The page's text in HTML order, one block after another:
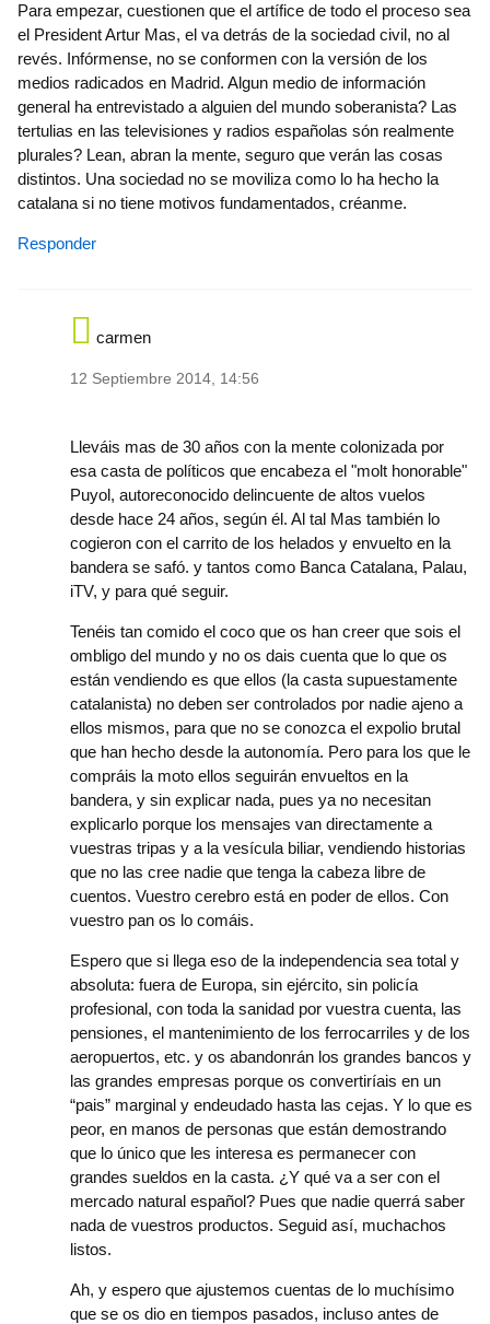
Para empezar, cuestionen que el artífice de todo el proceso sea
el President Artur Mas, el va detrás de la sociedad civil, no al
revés. Infórmense, no se conformen con la versión de los
medios radicados en Madrid. Algun medio de información
general ha entrevistado a alguien del mundo soberanista? Las
tertulias en las televisiones y radios españolas són realmente
plurales? Lean, abran la mente, seguro que verán las cosas
distintos. Una sociedad no se moviliza como lo ha hecho la
catalana si no tiene motivos fundamentados, créanme.
Responder
carmen
12 Septiembre 2014, 14:56
Lleváis mas de 30 años con la mente colonizada por
esa casta de políticos que encabeza el "molt honorable"
Puyol, autoreconocido delincuente de altos vuelos
desde hace 24 años, según él. Al tal Mas también lo
cogieron con el carrito de los helados y envuelto en la
bandera se safó. y tantos como Banca Catalana, Palau,
iTV, y para qué seguir.
Tenéis tan comido el coco que os han creer que sois el
ombligo del mundo y no os dais cuenta que lo que os
están vendiendo es que ellos (la casta supuestamente
catalanista) no deben ser controlados por nadie ajeno a
ellos mismos, para que no se conozca el expolio brutal
que han hecho desde la autonomía. Pero para los que le
compráis la moto ellos seguirán envueltos en la
bandera, y sin explicar nada, pues ya no necesitan
explicarlo porque los mensajes van directamente a
vuestras tripas y a la vesícula biliar, vendiendo historias
que no las cree nadie que tenga la cabeza libre de
cuentos. Vuestro cerebro está en poder de ellos. Con
vuestro pan os lo comáis.
Espero que si llega eso de la independencia sea total y
absoluta: fuera de Europa, sin ejército, sin policía
profesional, con toda la sanidad por vuestra cuenta, las
pensiones, el mantenimiento de los ferrocarriles y de los
aeropuertos, etc. y os abandonrán los grandes bancos y
las grandes empresas porque os convertiríais en un
“pais” marginal y endeudado hasta las cejas. Y lo que es
peor, en manos de personas que están demostrando
que lo único que les interesa es permanecer con
grandes sueldos en la casta. ¿Y qué va a ser con el
mercado natural español? Pues que nadie querrá saber
nada de vuestros productos. Seguid así, muchachos
listos.
Ah, y espero que ajustemos cuentas de lo muchísimo
que se os dio en tiempos pasados, incluso antes de